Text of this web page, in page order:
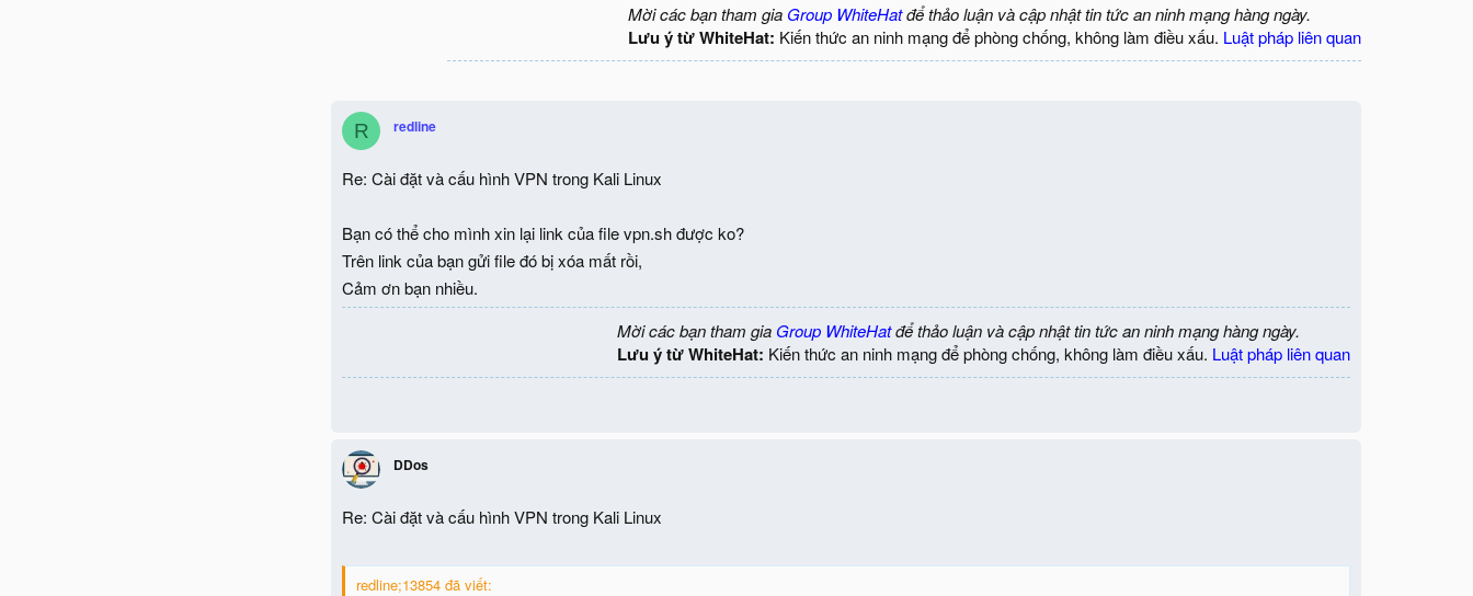
Mời các bạn tham gia Group WhiteHatđể thảo luận và cập nhật tin tức an ninh mạng hàng ngày.
Lưu ý từ WhiteHat: Kiến thức an ninh mạng để phòng chống, không làm điều xấu. Luật pháp liên quan
R redline
Re: Cài đặt và cấu hình VPN trong Kali Linux
Bạn có thể cho mình xin lại link của file vpn.sh được ko?
Trên link của bạn gửi file đó bị xóa mất rồi,
Cảm ơn bạn nhiều.
Mời các bạn tham gia Group WhiteHatđể thảo luận và cập nhật tin tức an ninh mạng hàng ngày.
Lưu ý từ WhiteHat: Kiến thức an ninh mạng để phòng chống, không làm điều xấu. Luật pháp liên quan
DDos
Re: Cài đặt và cấu hình VPN trong Kali Linux
redline;13854 đã viết: